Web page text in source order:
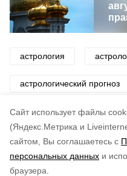
Cайт использует файлы
(Яндекс.Метрика и
сайтом, Вы соглашаетесь с
персональных данных и
браузера.
астрология
астрологический прогноз
знаки зодиака
по оценке